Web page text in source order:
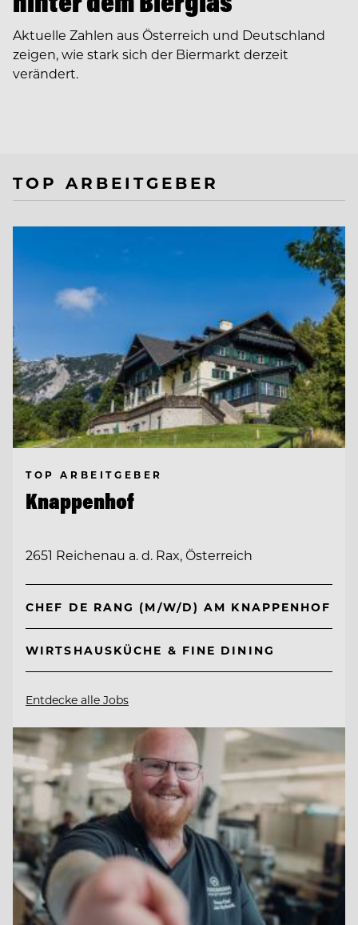
Aktuelle Zahlen aus Österreich und Deutschland
zeigen, wie stark sich der Biermarkt derzeit
verändert.
TOP ARBEITGEBER
TOP ARBEITGEBER
Knappenhof
2651 Reichenau a. d. Rax, Österreich
CHEF DE RANG (M/W/D) AM KNAPPENHOF
WIRTSHAUSKÜCHE & FINE DINING
Entdecke alle Jobs